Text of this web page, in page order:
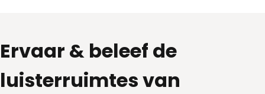
Ervaar & beleef de
luisterruimtesvan